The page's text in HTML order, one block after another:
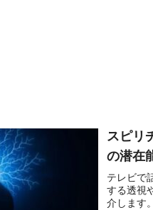
スピリ
の潜在
テレビで
する透視
介します。